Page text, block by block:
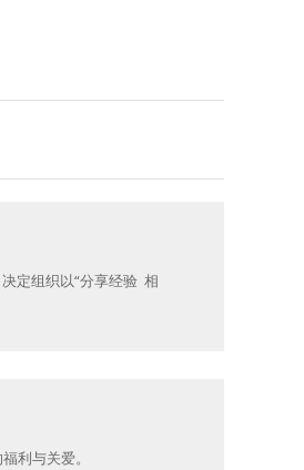
定组织以“分享经验 相
利与关爱。